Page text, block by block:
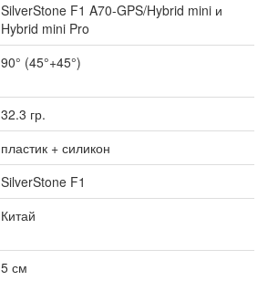
SilverStone F1 A70-GPS/Hybrid mini и
Hybrid mini Pro
90° (45°+45°)
32.3 гр.
пластик + силикон
SilverStone F1
Китай
5 см